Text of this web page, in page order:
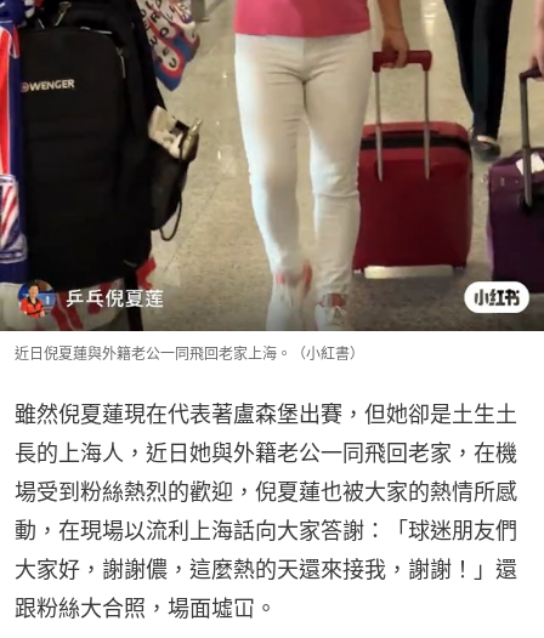
近日倪夏蓮與外籍老公一同飛回老家上海。（小紅書）
雖然倪夏蓮現在代表著盧森堡出賽，但她卻是土生土
長的上海人，近日她與外籍老公一同飛回老家，在機
場受到粉絲熱烈的歡迎，倪夏蓮也被大家的熱情所感
動，在現場以流利上海話向大家答謝：「球迷朋友們
大家好，謝謝儂，這麼熱的天還來接我，謝謝！」還
跟粉絲大合照，場面墟冚。